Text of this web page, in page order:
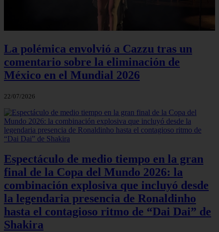
La polémica envolvió a Cazzu tras un
comentario sobre la eliminación de
México en el Mundial 2026
22/07/2026
Espectáculo de medio tiempo en la gran
final de la Copa del Mundo 2026: la
combinación explosiva que incluyó desde
la legendaria presencia de Ronaldinho
hasta el contagioso ritmo de “Dai Dai” de
Shakira